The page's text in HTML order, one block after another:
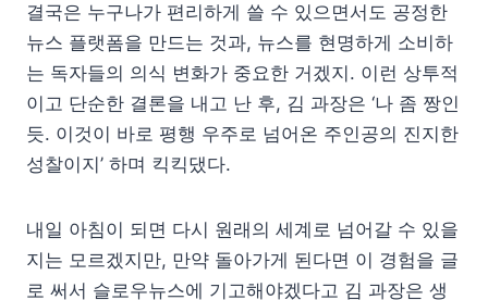
결국은 누구나가 편리하게 쓸 수 있으면서도 공정한
뉴스 플랫폼을 만드는 것과, 뉴스를 현명하게 소비하
는 독자들의 의식 변화가 중요한 거겠지. 이런 상투적
이고 단순한 결론을 내고 난 후, 김 과장은 ‘나 좀 짱인
듯. 이것이 바로 평행 우주로 넘어온 주인공의 진지한
성찰이지’ 하며 킥킥댔다.
내일 아침이 되면 다시 원래의 세계로 넘어갈 수 있을
지는 모르겠지만, 만약 돌아가게 된다면 이 경험을 글
로 써서 슬로우뉴스에 기고해야겠다고 김 과장은 생